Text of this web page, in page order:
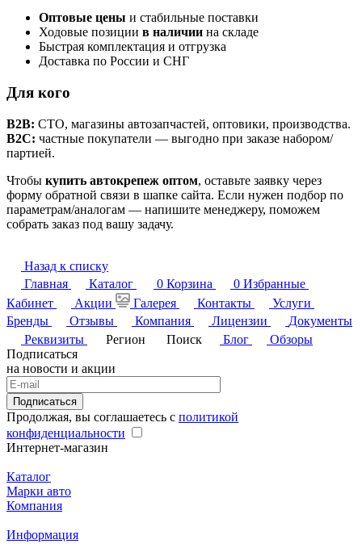
Оптовые цены и стабильные поставки
Ходовые позиции в наличии на складе
Быстрая комплектация и отгрузка
Доставка по России и СНГ
Для кого
B2B: СТО, магазины автозапчастей, оптовики, производства.
B2C: частные покупатели — выгодно при заказе набором/
партией.
Чтобы купить автокрепеж оптом, оставьте заявку через
форму обратной связи в шапке сайта. Если нужен подбор по
параметрам/аналогам — напишите менеджеру, поможем
собрать заказ под вашу задачу.
Назад к списку
Главная
Каталог 0 Корзина 0 Избранные
Кабинет
Акции Галерея Контакты
Услуги
Бренды
Отзывы Компания Лицензии
Документы
Реквизиты
Регион Поиск Блог
Обзоры
Подписаться
на новости и акции
Подписаться
Продолжая, вы соглашаетесь с политикой
конфиденциальности
Интернет-магазин
Каталог
Марки авто
Компания
Информация